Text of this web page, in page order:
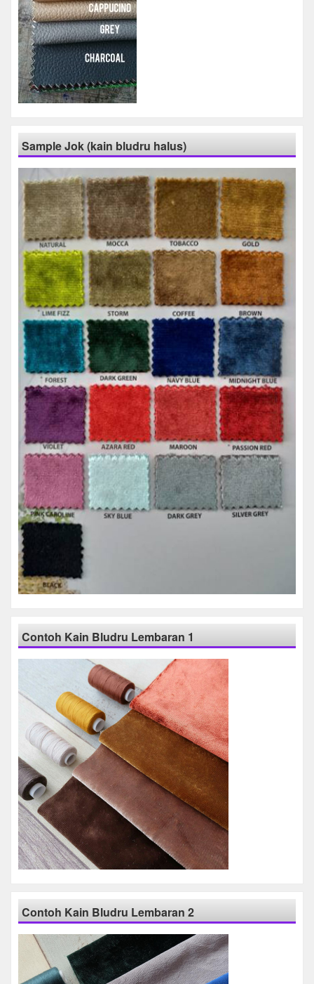
Sample Jok (kain bludru halus)
Contoh Kain Bludru Lembaran 1
Contoh Kain Bludru Lembaran 2